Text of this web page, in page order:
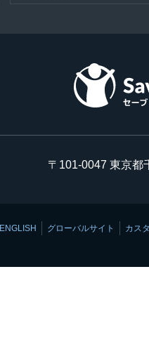
〒101-0047 東京都
ENGLISH グローバルサイト カス